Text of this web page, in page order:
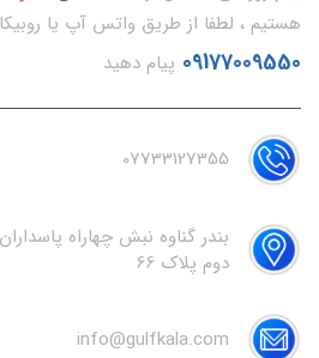
هستیم ، لطفا از طریق واتس آپ یا
09177009550 پیام دهید
07733127355
بندر گناوه نبش چهاراه
دوم پلاک 66
info@gulfkala.com